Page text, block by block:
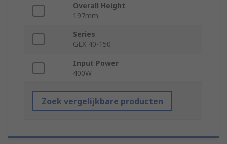
Overall Height
197mm
Series
GEX 40-150
Input Power
400W
Zoek vergelijkbare producten